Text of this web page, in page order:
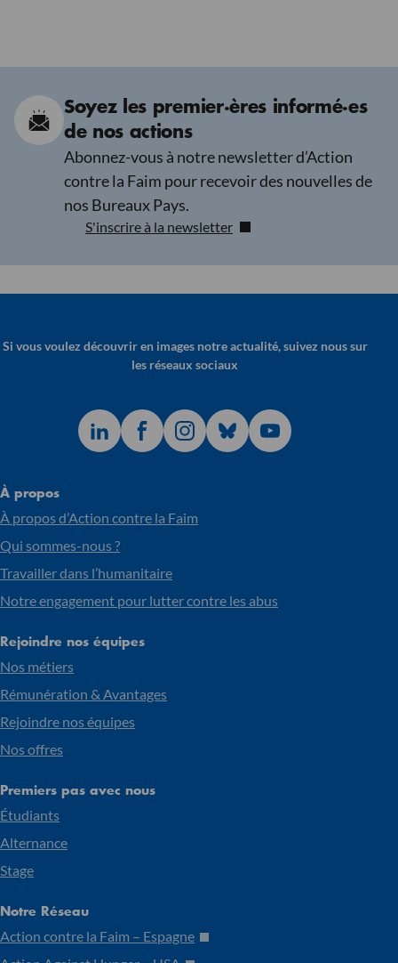
Soyez les premier·ères informé·es
de nos actions
Abonnez-vous à notre newsletter d’Action
contre la Faim pour recevoir des nouvelles de
nos Bureaux Pays.
S'inscrire à la newsletter
Si vous voulez découvrir en images notre actualité, suivez nous sur
les réseaux sociaux
À propos
À propos d’Action contre la Faim
Qui sommes-nous ?
Travailler dans l’humanitaire
Notre engagement pour lutter contre les abus
Rejoindre nos équipes
Nos métiers
Rémunération & Avantages
Rejoindre nos équipes
Nos offres
Premiers pas avec nous
Étudiants
Alternance
Stage
Notre Réseau
Action contre la Faim – Espagne